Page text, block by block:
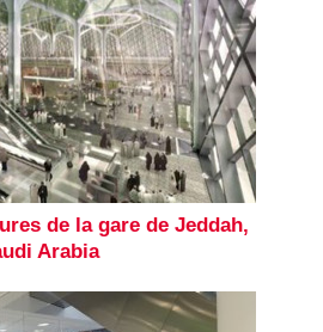
de la gare de Jeddah,
Arabia